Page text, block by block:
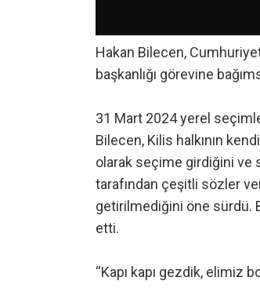
Hakan Bilecen,
başkanlığı görevine
31 Mart 2024 yerel
Bilecen, Kilis halkının
olarak seçime girdiğini
tarafından çeşitli sözler
getirilmediğini öne sürdü.
etti.
“Kapı kapı gezdik, elimiz